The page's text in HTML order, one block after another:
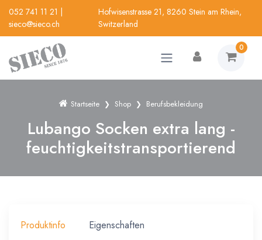
052 741 11 21
sieco@sieco.ch
Hofwisenstrasse 21, 8260 Stein am Rhein,
Switzerland
0
Startseite Shop Berufsbekleidung
Lubango Socken extra lang -
feuchtigkeitstransportierend
Produktinfo Eigenschaften